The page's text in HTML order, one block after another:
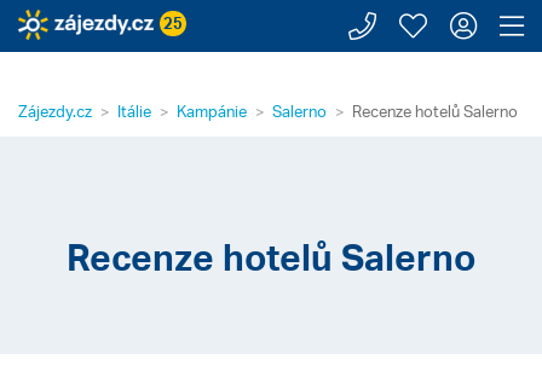
25 Zavolejte
Moje
Zájezdy.cz Itálie Kampánie Salerno Recenze hotelů Salerno
Recenze hotelů Salerno